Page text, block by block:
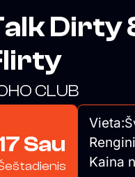
Dirty
CLUB
Sau
Vieta:
Kaina